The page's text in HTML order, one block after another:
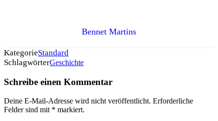
Bennet Martins
KategorieStandard
SchlagwörterGeschichte
Schreibe einen Kommentar
Deine E-Mail-Adresse wird nicht veröffentlicht. Erforderliche
Felder sind mit * markiert.